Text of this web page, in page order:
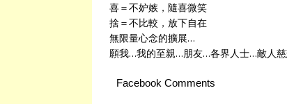
喜＝不妒嫉，隨喜微笑
捨＝不比較，放下自在
無限量心念的擴展…
願我…我的至親…朋友…各界人士…敵人
Facebook Comments